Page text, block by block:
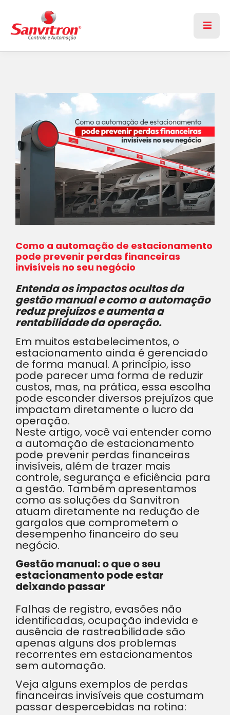
Como a automação de estacionamento
pode prevenir perdas financeiras
invisíveis no seu negócio
Entenda os impactos ocultos da
gestão manual e como a automação
reduz prejuízos e aumenta a
rentabilidade da operação.
Em muitos estabelecimentos, o
estacionamento ainda é gerenciado
de forma manual. A princípio, isso
pode parecer uma forma de reduzir
custos, mas, na prática, essa escolha
pode esconder diversos prejuízos que
impactam diretamente o lucro da
operação.
Neste artigo, você vai entender como
a automação de estacionamento
pode prevenir perdas financeiras
invisíveis, além de trazer mais
controle, segurança e eficiência para
a gestão. Também apresentamos
como as soluções da Sanvitron
atuam diretamente na redução de
gargalos que comprometem o
desempenho financeiro do seu
negócio.
Gestão manual: o que o seu
estacionamento pode estar
deixando passar
Falhas de registro, evasões não
identificadas, ocupação indevida e
ausência de rastreabilidade são
apenas alguns dos problemas
recorrentes em estacionamentos
sem automação.
Veja alguns exemplos de perdas
financeiras invisíveis que costumam
passar despercebidas na rotina: